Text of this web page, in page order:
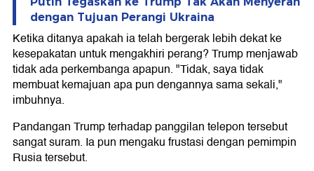
dengan Tujuan Perangi Ukraina
Ketika ditanya apakah ia telah bergerak lebih dekat ke
kesepakatan untuk mengakhiri perang? Trump menjawab
tidak ada perkembanga apapun. "Tidak, saya tidak
membuat kemajuan apa pun dengannya sama sekali,"
imbuhnya.
Pandangan Trump terhadap panggilan telepon tersebut
sangat suram. Ia pun mengaku frustasi dengan pemimpin
Rusia tersebut.